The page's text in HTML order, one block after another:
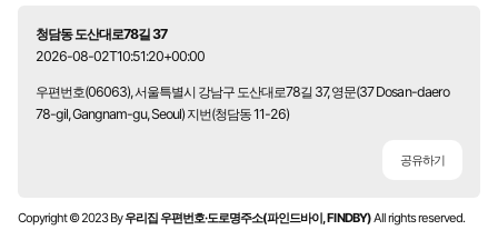
청담동 도산대로78길 37
2026-08-02T10:51:20+00:00
우편번호(06063), 서울특별시 강남구 도산대로78길 37, 영문(37 Dosan-daero
78-gil, Gangnam-gu, Seoul) 지번(청담동 11-26)
공유하기
Copyright © 2023 By우리집 우편번호·도로명주소(파인드바이, FINDBY)All rights reserved.